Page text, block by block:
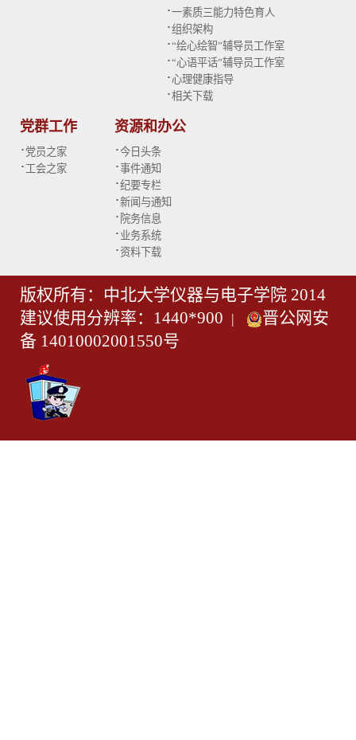
·一素质三能力特色育人
·组织架构
·“绘心绘智”辅导员工作室
·“心语平话”辅导员工作室
·心理健康指导
·相关下载
党群工作
· 党员之家
· 工会之家
资源和办公
·今日头条
·事件通知
·纪要专栏
·新闻与通知
· 院务信息
· 业务系统
·资料下载
版权所有：中北大学仪器与电子学院 2014
建议使用分辨率：1440*900 |
晋公网安
备 14010002001550号